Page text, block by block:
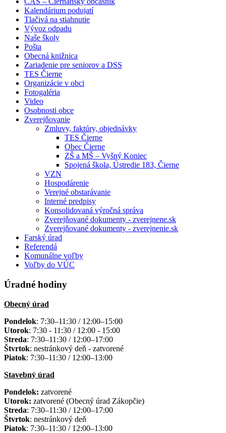
Kalendárium podujatí
Tlačivá na stiahnutie
Vývoz odpadu
Naše školy
Pošta
Obecná knižnica
Zariadenie pre seniorov a DSS
TES Čierne
Organizácie v obci
Fotogaléria
Video
Osobnosti obce
Zverejňovanie
Zmluvy, faktúry, objednávky
TES Čierne
Obec Čierne
ZŠ a MŠ – Vyšný Koniec
Spojená škola, Ústredie 183, Čierne
VZN
Hospodárenie
Verejné obstarávanie
Interné predpisy
Konsolidovaná výročná správa
Zverejňované dokumenty - zverejnene.sk
Zverejňované dokumenty - zverejnenie.sk
Farský úrad
Referendá
Komunálne voľby
Voľby do VÚC
Úradné hodiny
Obecný úrad
Pondelok: 7:30–11:30 / 12:00–15:00
Utorok: 7:30 - 11:30 / 12:00 - 15:00
Streda: 7:30–11:30 / 12:00–17:00
Štvrtok: nestránkový deň - zatvorené
Piatok: 7:30–11:30 / 12:00–13:00
Stavebný úrad
Pondelok: zatvorené
Utorok: zatvorené (Obecný úrad Zákopčie)
Streda: 7:30–11:30 / 12:00–17:00
Štvrtok: nestránkový deň
Piatok: 7:30–11:30 / 12:00–13:00